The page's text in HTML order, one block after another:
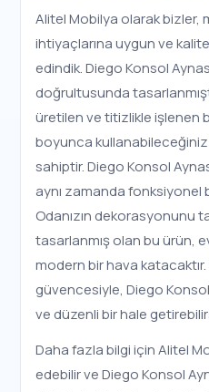
Alitel Mobilya olarak bizler,
ihtiyaçlarına uygun ve
edindik. Diego Konsol
doğrultusunda
üretilen ve titizlikle işlenen
boyunca kullanabileceğiniz
sahiptir. Diego Konsol
aynı zamanda fonksiyonel
Odanızın dekorasyonunu
tasarlanmış olan bu ürün,
modern bir hava
güvencesiyle, Diego
ve düzenli bir hale
Daha fazla bilgi için Alitel
edebilir ve Diego Konsol